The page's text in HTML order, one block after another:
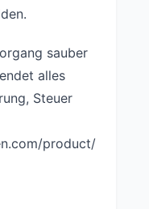
sauber
alles
Steuer
product/